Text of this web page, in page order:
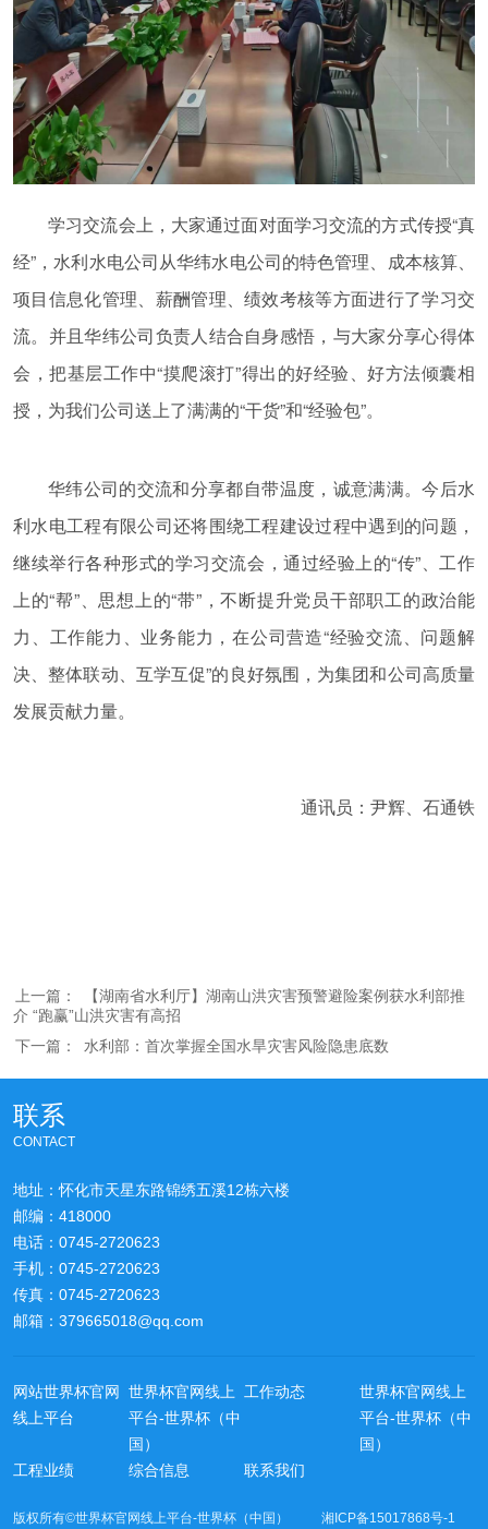
学习交流会上，大家通过面对面学习交流的方式传授“真
经”，水利水电公司从华纬水电公司的特色管理、成本核算、
项目信息化管理、薪酬管理、绩效考核等方面进行了学习交
流。并且华纬公司负责人结合自身感悟，与大家分享心得体
会，把基层工作中“摸爬滚打”得出的好经验、好方法倾囊相
授，为我们公司送上了满满的“干货”和“经验包”。
华纬公司的交流和分享都自带温度，诚意满满。今后水
利水电工程有限公司还将围绕工程建设过程中遇到的问题，
继续举行各种形式的学习交流会，通过经验上的“传”、工作
上的“帮”、思想上的“带”，不断提升党员干部职工的政治能
力、工作能力、业务能力，在公司营造“经验交流、问题解
决、整体联动、互学互促”的良好氛围，为集团和公司高质量
发展贡献力量。
通讯员：尹辉、石通铁
上一篇：
【湖南省水利厅】湖南山洪灾害预警避险案例获水利部推
介 “跑赢”山洪灾害有高招
下一篇：
水利部：首次掌握全国水旱灾害风险隐患底数
联系
CONTACT
地址：怀化市天星东路锦绣五溪12栋六楼
邮编：418000
电话：0745-2720623
手机：0745-2720623
传真：0745-2720623
邮箱：379665018@qq.com
网站世界杯官网
线上平台
世界杯官网线上
平台-世界杯（中
国）
工作动态
世界杯官网线上
平台-世界杯（中
国）
工程业绩
综合信息 联系我们
版权所有©世界杯官网线上平台-世界杯（中国） 湘ICP备15017868号-1